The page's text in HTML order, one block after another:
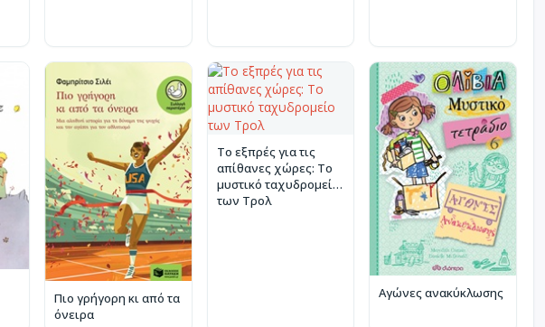
Πιο γρήγορη κι από τα
όνειρα
Το εξπρές για τις
απίθανες χώρες: Το
μυστικό ταχυδρομείο
των Τρολ
Αγώνες ανακύκλωσης